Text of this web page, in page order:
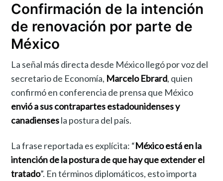
Confirmación de la intención
de renovación por parte de
México
La señal más directa desde México llegó por voz del
secretario de Economía, Marcelo Ebrard, quien
confirmó en conferencia de prensa que México
envió a sus contrapartes estadounidenses y
canadiensesla postura del país.
La frase reportada es explícita: “México está en la
intención de la postura de que hay que extender el
tratado”. En términos diplomáticos, esto importa